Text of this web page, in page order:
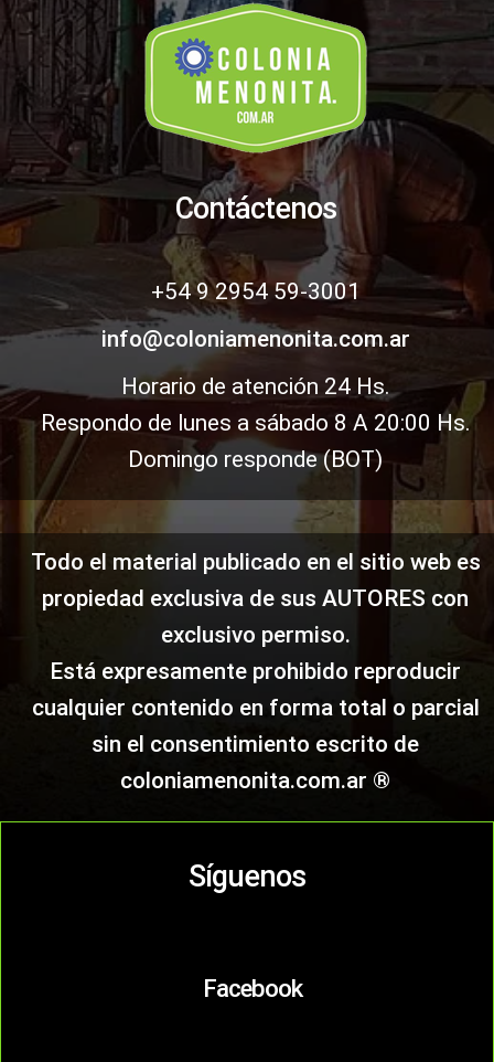
Contáctenos
+54 9 2954 59-3001
info@coloniamenonita.com.ar
Horario de atención 24 Hs.
Respondo de lunes a sábado 8 A 20:00 Hs.
Domingo responde (BOT)
Todo el material publicado en el sitio web es
propiedad exclusiva de sus AUTORES con
exclusivo permiso.
Está expresamente prohibido reproducir
cualquier contenido en forma total o parcial
sin el consentimiento escrito de
coloniamenonita.com.ar ®
Síguenos
Facebook